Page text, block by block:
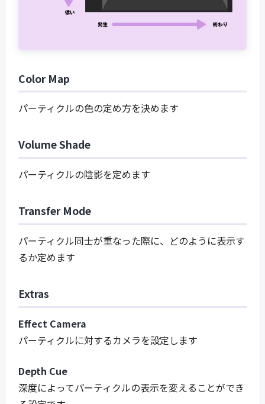
Color Map
パーティクルの色の定め方を決めます
Volume Shade
パーティクルの陰影を定めます
Transfer Mode
パーティクル同士が重なった際に、どのように表示す
るか定めます
Extras
Effect Camera
パーティクルに対するカメラを設定します
Depth Cue
深度によってパーティクルの表示を変えることができ